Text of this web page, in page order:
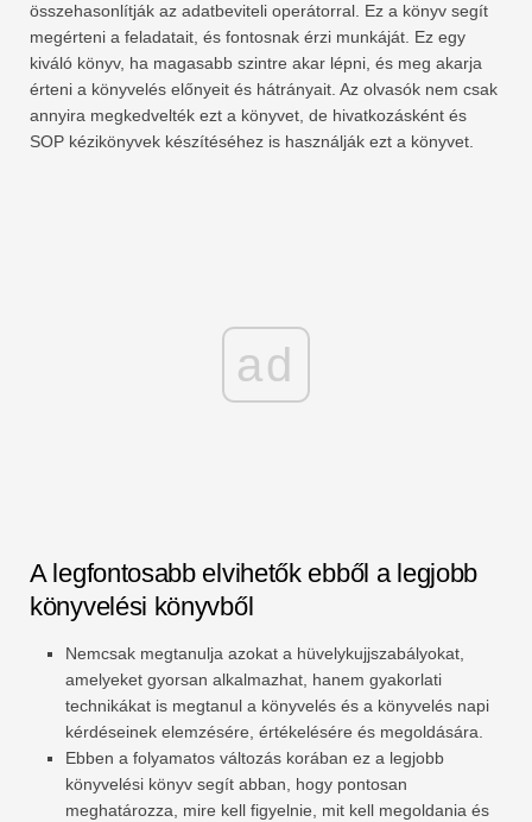
összehasonlítják az adatbeviteli operátorral. Ez a könyv segít
megérteni a feladatait, és fontosnak érzi munkáját. Ez egy
kiváló könyv, ha magasabb szintre akar lépni, és meg akarja
érteni a könyvelés előnyeit és hátrányait. Az olvasók nem csak
annyira megkedvelték ezt a könyvet, de hivatkozásként és
SOP kézikönyvek készítéséhez is használják ezt a könyvet.
ad
A legfontosabb elvihetők ebből a legjobb
könyvelési könyvből
Nemcsak megtanulja azokat a hüvelykujjszabályokat,
amelyeket gyorsan alkalmazhat, hanem gyakorlati
technikákat is megtanul a könyvelés és a könyvelés napi
kérdéseinek elemzésére, értékelésére és megoldására.
Ebben a folyamatos változás korában ez a legjobb
könyvelési könyv segít abban, hogy pontosan
meghatározza, mire kell figyelnie, mit kell megoldania és